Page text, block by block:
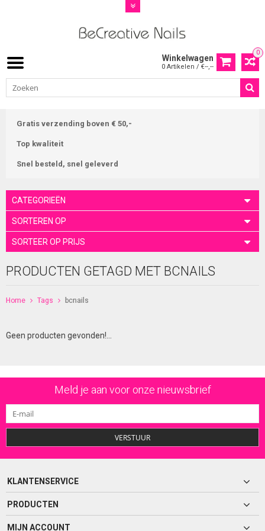
0
Winkelwagen
0 Artikelen / €--,--
Gratis verzending boven € 50,-
Top kwaliteit
Snel besteld, snel geleverd
CATEGORIEËN
SORTEREN OP
SORTEER OP PRIJS
PRODUCTEN GETAGD MET BCNAILS
Home Tags bcnails
Geen producten gevonden!...
Meld je aan voor onze nieuwsbrief
VERSTUUR
KLANTENSERVICE
PRODUCTEN
MIJN ACCOUNT